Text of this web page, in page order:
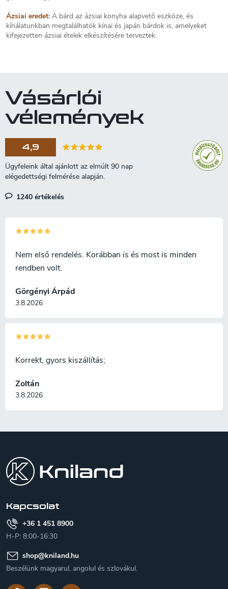
Ázsiai eredet: A bárd az ázsiai konyha alapvető eszköze, és
kínálatunkban megtalálhatók kínai és japán bárdok is, amelyeket
kifejezetten ázsiai ételek elkészítésére terveztek.
Vásárlói
vélemények
4,9
1240 értékelés
Görgényi Árpád
3.8.2026
Nem első rendelés. Korábban is és most is minden
rendben volt.
Zoltán
3.8.2026
Korrekt, gyors kiszállítás;
Kapcsolat
+36 1 451 8900
H-P: 8:00-16:30
shop@kniland.hu
Beszélünk magyarul, angolul és szlovákul.